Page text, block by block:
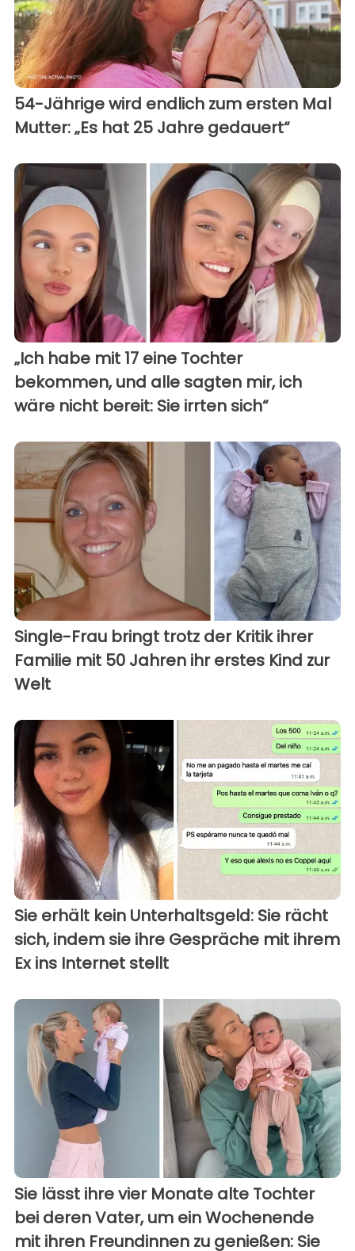
54-Jährige wird endlich zum ersten Mal
Mutter: „Es hat 25 Jahre gedauert“
„Ich habe mit 17 eine Tochter
bekommen, und alle sagten mir, ich
wäre nicht bereit: Sie irrten sich“
Single-Frau bringt trotz der Kritik ihrer
Familie mit 50 Jahren ihr erstes Kind zur
Welt
Sie erhält kein Unterhaltsgeld: Sie rächt
sich, indem sie ihre Gespräche mit ihrem
Ex ins Internet stellt
Sie lässt ihre vier Monate alte Tochter
bei deren Vater, um ein Wochenende
mit ihren Freundinnen zu genießen: Sie